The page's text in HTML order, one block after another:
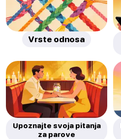
Vrste odnosa
Upoznajte svoja pitanja
za parove